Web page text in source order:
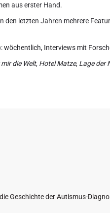
aus erster Hand.
den letzten Jahren mehrere
wöchentlich, Interviews mit
die Welt, Hotel Matze, Lage der
Geschichte der Autismus-